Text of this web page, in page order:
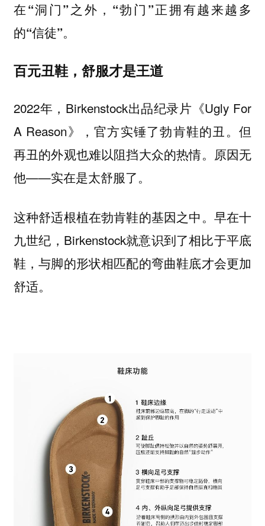
在“洞门”之外，“勃门”正拥有越来越多
的“信徒”。
百元丑鞋，舒服才是王道
2022年，Birkenstock出品纪录片《Ugly For
A Reason》，官方实锤了勃肯鞋的丑。但
再丑的外观也难以阻挡大众的热情。原因无
他——实在是太舒服了。
这种舒适根植在勃肯鞋的基因之中。早在十
九世纪，Birkenstock就意识到了相比于平底
鞋，与脚的形状相匹配的弯曲鞋底才会更加
舒适。